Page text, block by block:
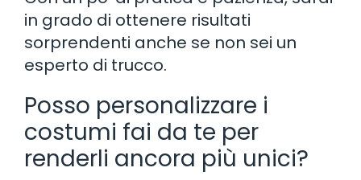
in grado di ottenere risultati
sorprendenti anche se non sei un
esperto di trucco.
Posso personalizzare i
costumi fai da te per
renderli ancora più unici?